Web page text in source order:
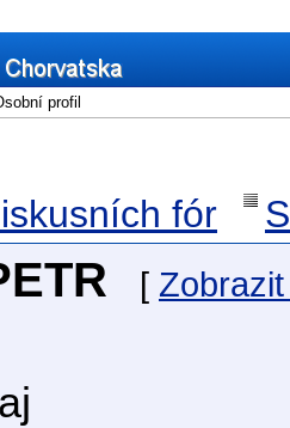
profil
fór
[